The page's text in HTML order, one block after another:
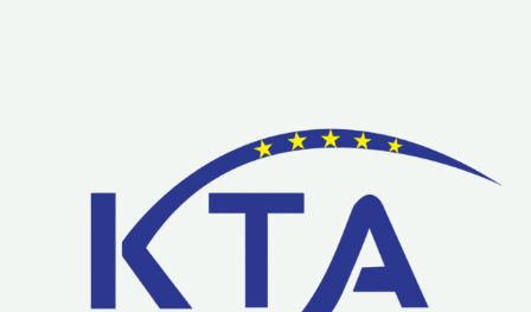
Lưu ý: Liên hệ chúng tôi được áp dụng chương trình khuyến